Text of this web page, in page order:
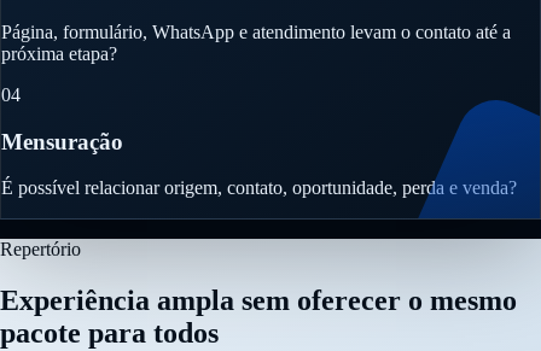
Página, formulário, WhatsApp e atendimento levam o contato até a
próxima etapa?
04
Mensuração
É possível relacionar origem, contato, oportunidade, perda e venda?
Repertório
Experiência ampla sem oferecer o mesmo
pacote para todos